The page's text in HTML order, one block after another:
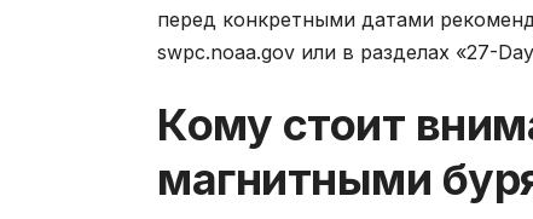
перед конкретными датами
swpc.noaa.gov или в разделах «27-
Кому стоит
магнитными